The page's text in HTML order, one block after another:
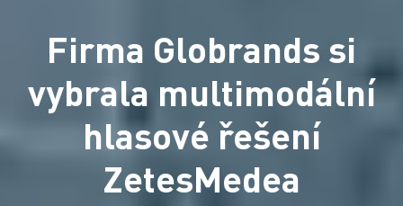
Firma Globrands si
vybrala multimodální
hlasové řešení
ZetesMedea